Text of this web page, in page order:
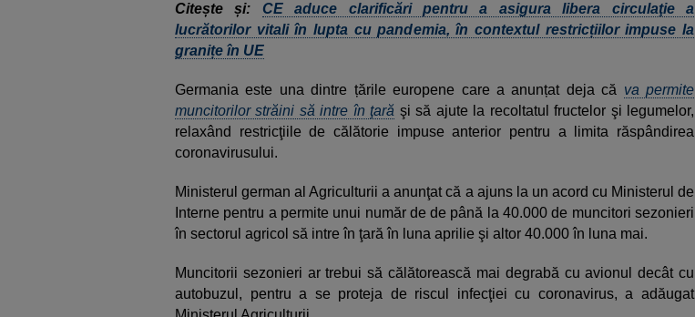
Citește și: CE aduce clarificări pentru a asigura libera circulaţie a
lucrătorilor vitali în lupta cu pandemia, în contextul restricțiilor impuse la
granițe în UE
Germania este una dintre țările europene care a anunțat deja că va permite
muncitorilor străini să intre în ţară şi să ajute la recoltatul fructelor şi legumelor,
relaxând restricţiile de călătorie impuse anterior pentru a limita răspândirea
coronavirusului.
Ministerul german al Agriculturii a anunţat că a ajuns la un acord cu Ministerul de
Interne pentru a permite unui număr de de până la 40.000 de muncitori sezonieri
în sectorul agricol să intre în ţară în luna aprilie şi altor 40.000 în luna mai.
Muncitorii sezonieri ar trebui să călătorească mai degrabă cu avionul decât cu
autobuzul, pentru a se proteja de riscul infecţiei cu coronavirus, a adăugat